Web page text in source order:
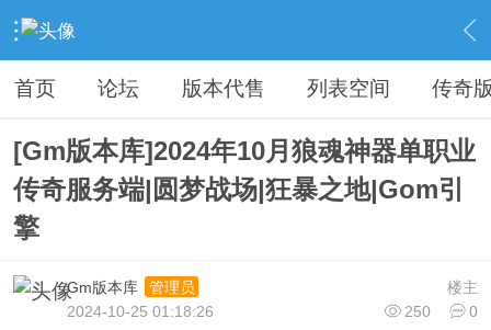
› 传奇私服专区 › 传奇商业版本免费下载 › 内容
首页 论坛 版本代售 列表空间 传奇
[Gm版本库]2024年10月狼魂神器单职业
传奇服务端|圆梦战场|狂暴之地|Gom引
擎
楼主
Gm版本库
管理员
250
0
2024-10-25 01:18:26